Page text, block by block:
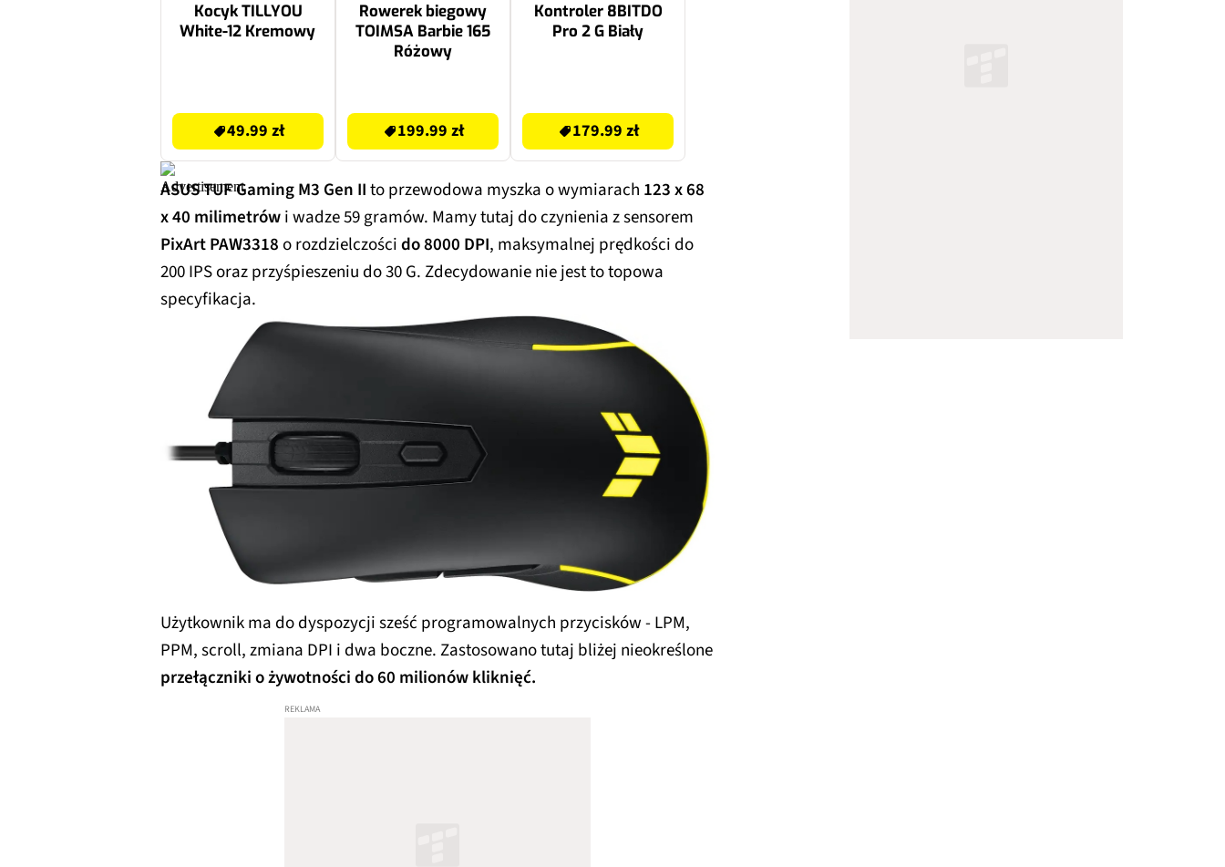
Kocyk TILLYOU
White-12 Kremowy
49.99 zł
Rowerek biegowy
TOIMSA Barbie 165
Różowy
199.99 zł
Kontroler 8BITDO
Pro 2 G Biały
179.99 zł
ASUS TUF Gaming M3 Gen IIto przewodowa myszka o wymiarach 123 x 68
x 40 milimetrówi wadze 59 gramów. Mamy tutaj do czynienia z sensorem
PixArt PAW3318o rozdzielczoścido 8000 DPI, maksymalnej prędkości do
200 IPS oraz przyśpieszeniu do 30 G. Zdecydowanie nie jest to topowa
specyfikacja.
Użytkownik ma do dyspozycji sześć programowalnych przycisków - LPM,
PPM, scroll, zmiana DPI i dwa boczne. Zastosowano tutaj bliżej nieokreślone
przełączniki o żywotności do 60 milionów kliknięć.